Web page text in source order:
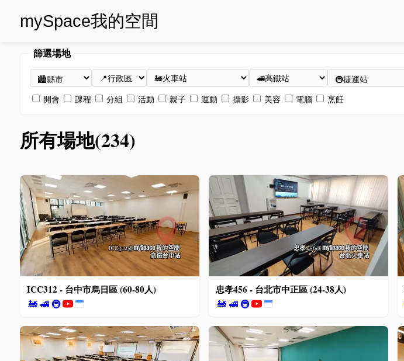
mySpace我的空間
篩選場地
開會 課程 分組 活動 親子 運動 攝影 美容 電腦 烹飪
所有場地(234)
ICC312 - 台中市烏日區 (60-80人)
🚂 🚅 🚇
忠孝456 - 台北市中正區 (24-38人)
🚂 🚅 🚇